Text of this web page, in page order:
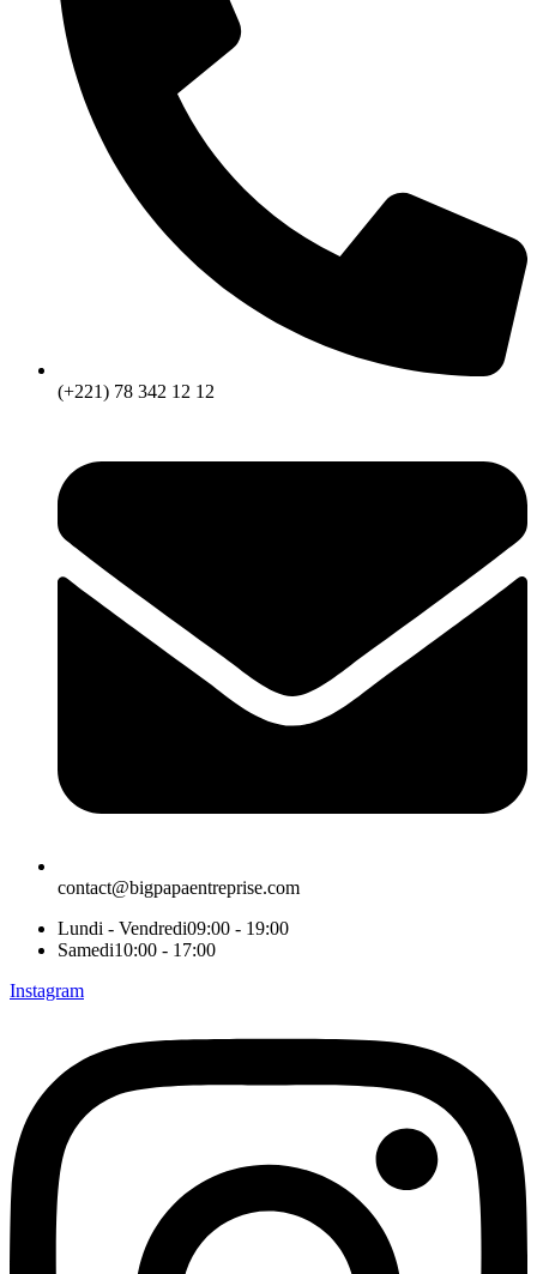
(+221) 78 342 12 12
contact@bigpapaentreprise.com
Lundi - Vendredi09:00 - 19:00
Samedi10:00 - 17:00
Instagram